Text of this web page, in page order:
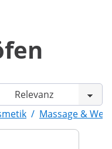
/ Massage &